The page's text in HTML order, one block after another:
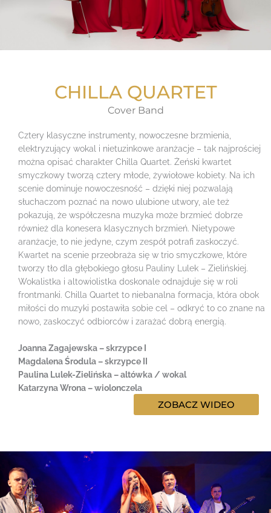
CHILLA QUARTET
Cover Band
Cztery klasyczne instrumenty, nowoczesne brzmienia,
elektryzujący wokal i nietuzinkowe aranżacje – tak najprościej
można opisać charakter Chilla Quartet. Żeński kwartet
smyczkowy tworzą cztery młode, żywiołowe kobiety. Na ich
scenie dominuje nowoczesność – dzięki niej pozwalają
słuchaczom poznać na nowo ulubione utwory, ale też
pokazują, że współczesna muzyka może brzmieć dobrze
również dla konesera klasycznych brzmień. Nietypowe
aranżacje, to nie jedyne, czym zespół potrafi zaskoczyć.
Kwartet na scenie przeobraża się w trio smyczkowe, które
tworzy tło dla głębokiego głosu Pauliny Lulek – Zielińskiej.
Wokalistka i altowiolistka doskonale odnajduje się w roli
frontmanki. Chilla Quartet to niebanalna formacja, która obok
miłości do muzyki postawiła sobie cel – odkryć to co znane na
nowo, zaskoczyć odbiorców i zarażać dobrą energią.
Joanna Zagajewska – skrzypce I
Magdalena Środula – skrzypce II
Paulina Lulek-Zielińska – altówka / wokal
Katarzyna Wrona – wiolonczela
ZOBACZ WIDEO